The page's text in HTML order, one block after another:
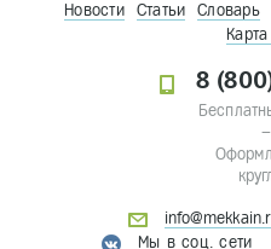
Новости Статьи Словарь
8
Мы в соц. сети